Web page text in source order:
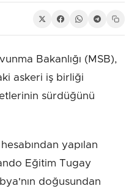
Bakanlığı (MSB),
askeri iş birliği
sürdüğünü
yapılan
Eğitim Tugay
doğusundan